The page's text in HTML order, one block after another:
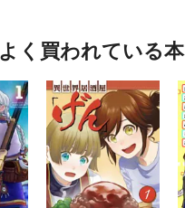
く買われている本